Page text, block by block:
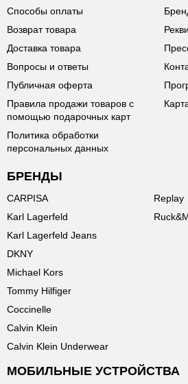
Способы оплаты
Возврат товара
Доставка товара
Вопросы и ответы
Публичная оферта
Правила продажи товаров с
помощью подарочных карт
Политика обработки
персональных данных
БРЕНДЫ
CARPISA
Karl Lagerfeld
Karl Lagerfeld Jeans
DKNY
Michael Kors
Tommy Hilfiger
Coccinelle
Calvin Klein
Calvin Klein Underwear
Replay
МОБИЛЬНЫЕ УСТРОЙСТВА